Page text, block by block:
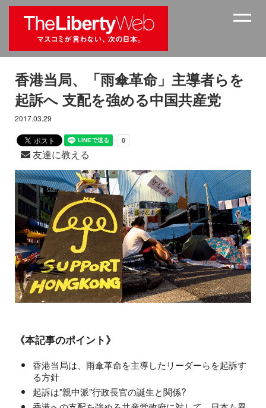
香港当局、「雨傘革命」主導者らを
起訴へ 支配を強める中国共産党
2017.03.29
友達に教える
《本記事のポイント》
香港当局は、雨傘革命を主導したリーダーらを起訴す
る方針
起訴は"親中派"行政長官の誕生と関係?